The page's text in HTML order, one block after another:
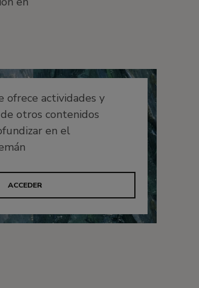
ofrece actividades y
otros contenidos
en el
ACCEDER